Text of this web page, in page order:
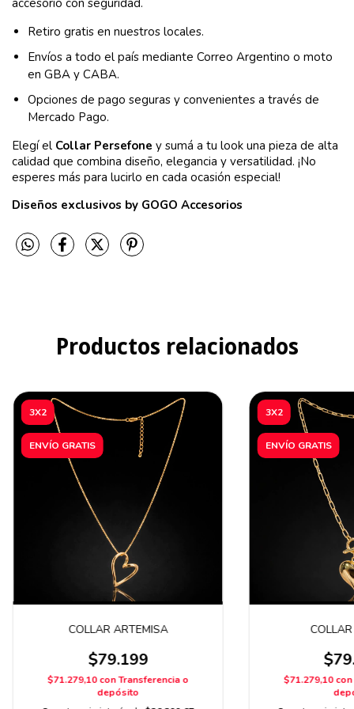
Retiro gratis en nuestros locales.
Envíos a todo el país mediante Correo Argentino o moto
en GBA y CABA.
Opciones de pago seguras y convenientes a través de
Mercado Pago.
Elegí el Collar Persefone y sumá a tu look una pieza de alta
calidad que combina diseño, elegancia y versatilidad. ¡No
esperes más para lucirlo en cada ocasión especial!
Diseños exclusivos by GOGO Accesorios
Productos relacionados
3X2
ENVÍO GRATIS
COLLAR ARTEMISA
$79.199
$71.279,10conTransferencia o
depósito
3X2
ENVÍO GRATIS
$71.279,10con